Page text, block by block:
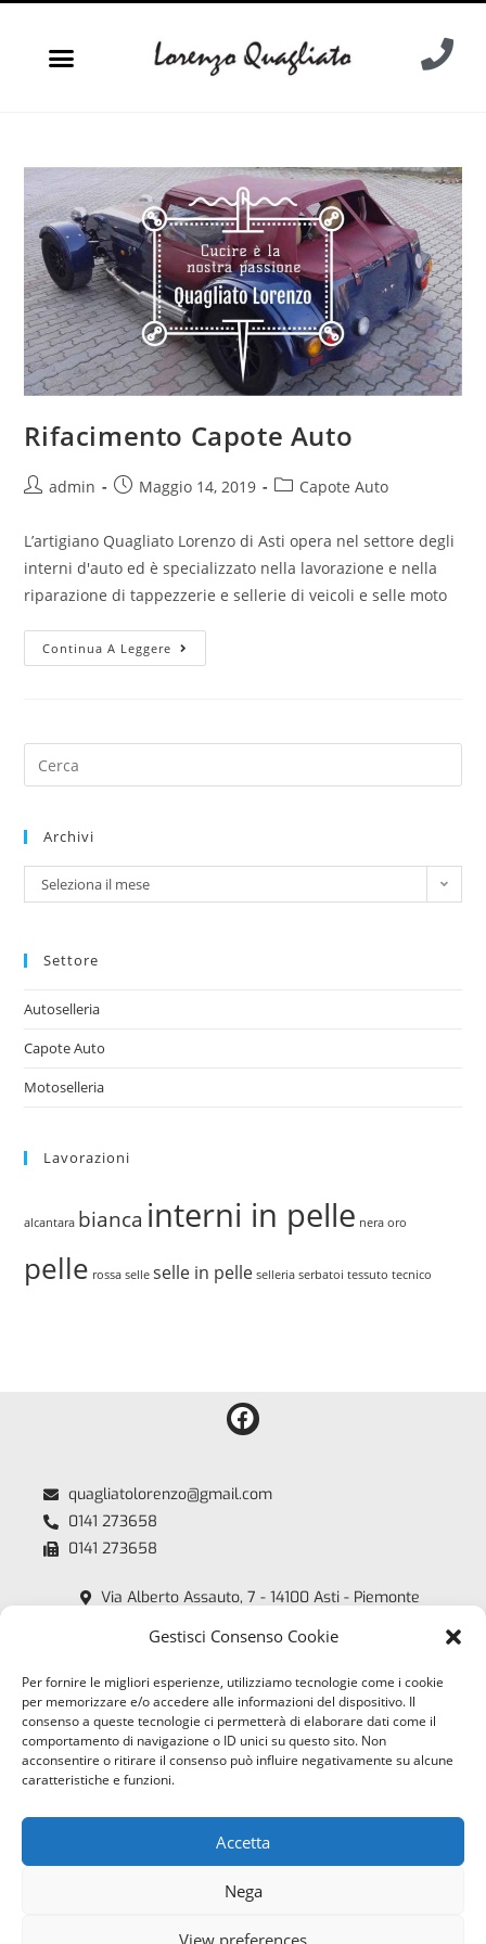
Gestisci Consenso Cookie
Per fornire le migliori esperienze, utilizziamo tecnologie come i cookie
per memorizzare e/o accedere alle informazioni del dispositivo. Il
consenso a queste tecnologie ci permetterà di elaborare dati come il
comportamento di navigazione o ID unici su questo sito. Non
acconsentire o ritirare il consenso può influire negativamente su alcune
caratteristiche e funzioni.
Accetta
Nega
View preferences
Rifacimento Capote Auto
admin Maggio 14, 2019 Capote Auto
L’artigiano Quagliato Lorenzo di Asti opera nel settore degli
interni d'auto ed è specializzato nella lavorazione e nella
riparazione di tappezzerie e sellerie di veicoli e selle moto
Continua A Leggere
Archivi
Seleziona il mese
Settore
Autoselleria
Capote Auto
Motoselleria
Lavorazioni
alcantara bianca interni in pelle nera oro
pelle rossa selle selle in pelle selleria serbatoi tessuto tecnico
quagliatolorenzo@gmail.com
0141 273658
0141 273658
Via Alberto Assauto, 7 - 14100 Asti - Piemonte
Quagliato Lorenzo - P.iva: 00218450054
Orari
Lun - Ven:
8:00 - 12:00
Cookies Policy